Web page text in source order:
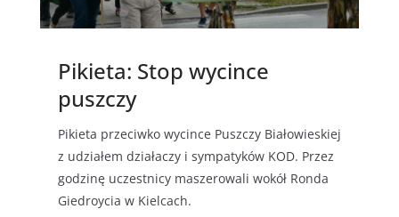
Pikieta: Stop wycince
puszczy
Pikieta przeciwko wycince Puszczy Białowieskiej
z udziałem działaczy i sympatyków KOD. Przez
godzinę uczestnicy maszerowali wokół Ronda
Giedroycia w Kielcach.